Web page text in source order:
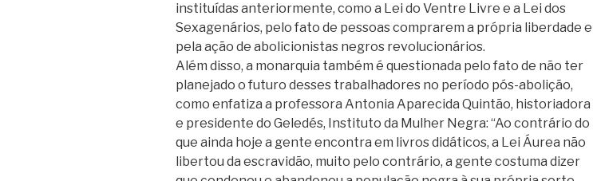
instituídas anteriormente, como a Lei do Ventre Livre e a Lei dos
Sexagenários, pelo fato de pessoas comprarem a própria liberdade e
pela ação de abolicionistas negros revolucionários.
Além disso, a monarquia também é questionada pelo fato de não ter
planejado o futuro desses trabalhadores no período pós-abolição,
como enfatiza a professora Antonia Aparecida Quintão, historiadora
e presidente do Geledés, Instituto da Mulher Negra: “Ao contrário do
que ainda hoje a gente encontra em livros didáticos, a Lei Áurea não
libertou da escravidão, muito pelo contrário, a gente costuma dizer